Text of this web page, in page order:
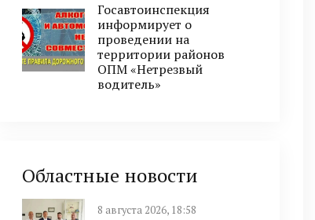
Госавтоинспекция
информирует о
проведении на
территории районов
ОПМ «Нетрезвый
водитель»
Областные новости
8 августа 2026, 18:58